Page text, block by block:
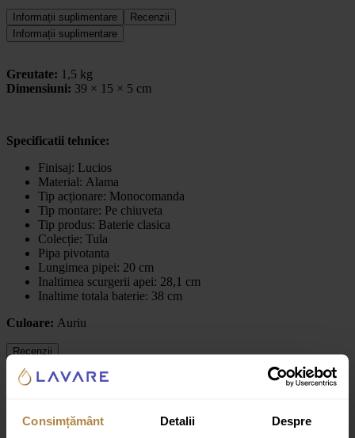
Consimțământ Detalii Despre
Informații suplimentare
Recenzii
Informații suplimentare
Greutate: 1,5 kg
Dimensiuni: 39 × 15 × 5 cm
Specificatii tehnice:
Finisaj: Lucios
Material: Alama
Tip acționare: Monocomanda
Tip montare: Pe chiuveta
Tip produs: Baterie clasica
Colecție: Tula
Pipa pivotanta
Lungimea pipei: 20 cm
Inaltimea scurgerii apei: 28,1 cm
Inaltime totala baterie: 38 cm
Culoare: Auriu
Recenzii